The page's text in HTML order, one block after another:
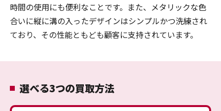
時間の使用にも便利なことです。また、メタリックな色
合いに縦に溝の入ったデザインはシンプルかつ洗練され
ており、その性能ともども顧客に支持されています。
選べる3つの買取方法